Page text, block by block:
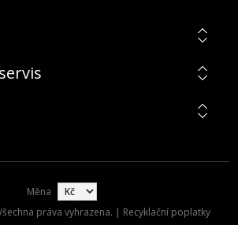
Měna
práva vyhrazena. | Recyklační poplatky